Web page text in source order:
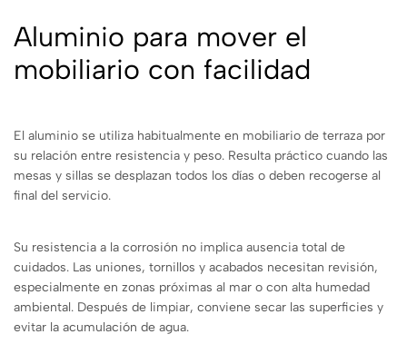
Aluminio para mover el
mobiliario con facilidad
El aluminio se utiliza habitualmente en mobiliario de terraza por
su relación entre resistencia y peso. Resulta práctico cuando las
mesas y sillas se desplazan todos los días o deben recogerse al
final del servicio.
Su resistencia a la corrosión no implica ausencia total de
cuidados. Las uniones, tornillos y acabados necesitan revisión,
especialmente en zonas próximas al mar o con alta humedad
ambiental. Después de limpiar, conviene secar las superficies y
evitar la acumulación de agua.